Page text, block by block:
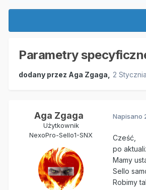
Parametry
dodany przez Aga Zgaga 2
Aga Zgaga
Użytkownik
NexoPro-Sello1-SNX
Napisano
Cześć,
po
Mamy
Sello
Robimy